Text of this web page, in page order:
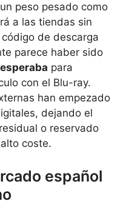
peso pesado como
a las tiendas sin
de descarga
parece haber sido
para
con el Blu-ray.
han empezado
dejando el
o reservado
coste.
español